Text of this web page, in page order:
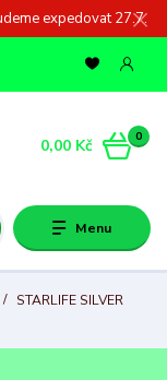
expedovat 27.7.
Menu
0
0,00 Kč
STARLIFE SILVER